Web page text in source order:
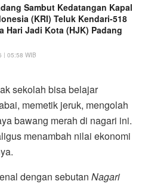
Sambut Kedatangan Kapal
(KRI) Teluk Kendari-518
Hari Jadi Kota (HJK) Padang
| 05:58 WIB
sekolah bisa belajar
memetik jeruk, mengolah
bawang merah di nagari ini.
menambah nilai ekonomi
dengan sebutan Nagari